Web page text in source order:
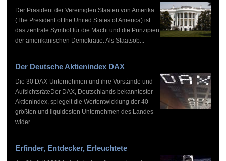
Der Präsident der Vereinigten Staaten von Amerika
(The President of the United States of America) ist
das zentrale Symbol für die Macht und die Prinzipien
der amerikanischen Demokratie. Als Staatsob...
Der Deutsche Aktienindex DAX
Die 30 DAX-Unternehmen und ihre Vorstände und
AufsichtsräteDer DAX, Deutschlands bekanntester
Aktienindex, spiegelt die Wertentwicklung der 40
größten und liquidesten Unternehmen des Landes
wider....
Erfinder, Entdecker, Erleuchtete